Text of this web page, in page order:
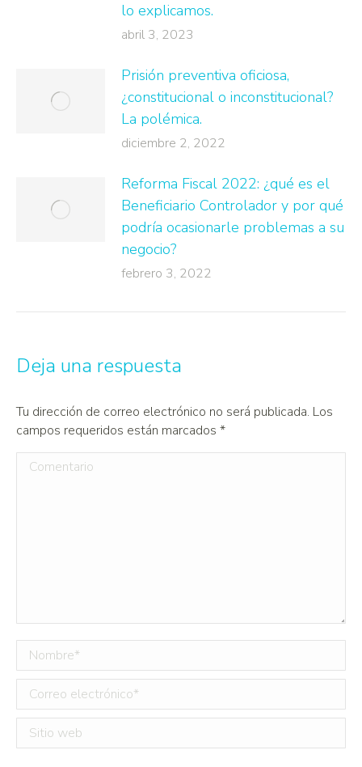
lo explicamos.
abril 3, 2023
Prisión preventiva oficiosa,
¿constitucional o inconstitucional?
La polémica.
diciembre 2, 2022
Reforma Fiscal 2022: ¿qué es el
Beneficiario Controlador y por qué
podría ocasionarle problemas a su
negocio?
febrero 3, 2022
Deja una respuesta
Tu dirección de correo electrónico no será publicada. Los
campos requeridos están marcados *
Comentario
Nombre *
Correo electrónico *
Sitio web